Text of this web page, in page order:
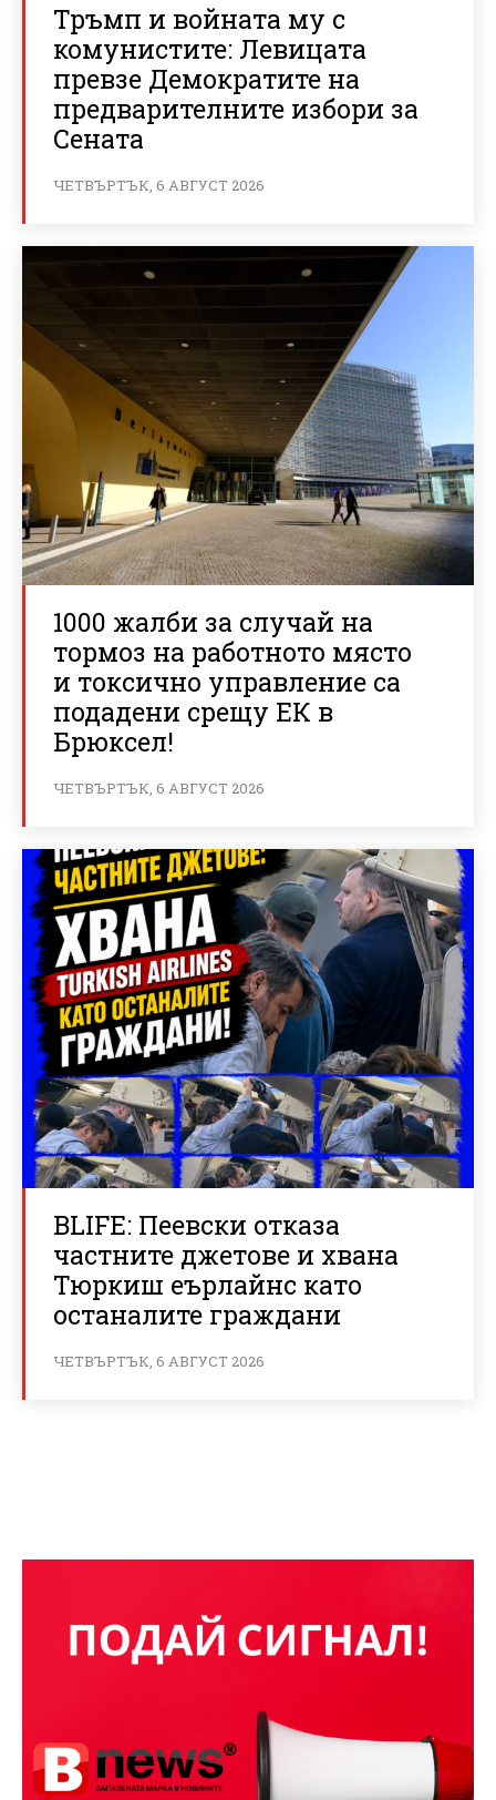
Тръмп и войната му с
комунистите: Левицата
превзе Демократите на
предварителните избори за
Сената
ЧЕТВЪРТЪК, 6 АВГУСТ 2026
1000 жалби за случай на
тормоз на работното място
и токсично управление са
подадени срещу ЕК в
Брюксел!
ЧЕТВЪРТЪК, 6 АВГУСТ 2026
BLIFE: Пеевски отказа
частните джетове и хвана
Тюркиш еърлайнс като
останалите граждани
ЧЕТВЪРТЪК, 6 АВГУСТ 2026